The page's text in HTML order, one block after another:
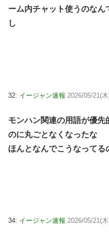
ーム内チャット使うのな
し
32: イージャン速報 2026/05/21(
モンハン関連の用語が優
のに丸ごとなくなったな
ほんとなんでこうなってる
34: イージャン速報 2026/05/21(